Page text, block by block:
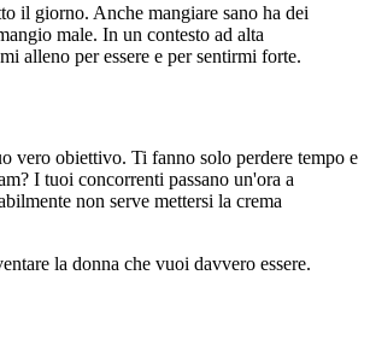
il giorno. Anche mangiare sano ha dei
male. In un contesto ad alta
alleno per essere e per sentirmi forte.
vero obiettivo. Ti fanno solo perdere tempo e
I tuoi concorrenti passano un'ora a
non serve mettersi la crema
la donna che vuoi davvero essere.